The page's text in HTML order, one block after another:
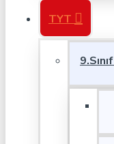
TYT
9.Sınıf